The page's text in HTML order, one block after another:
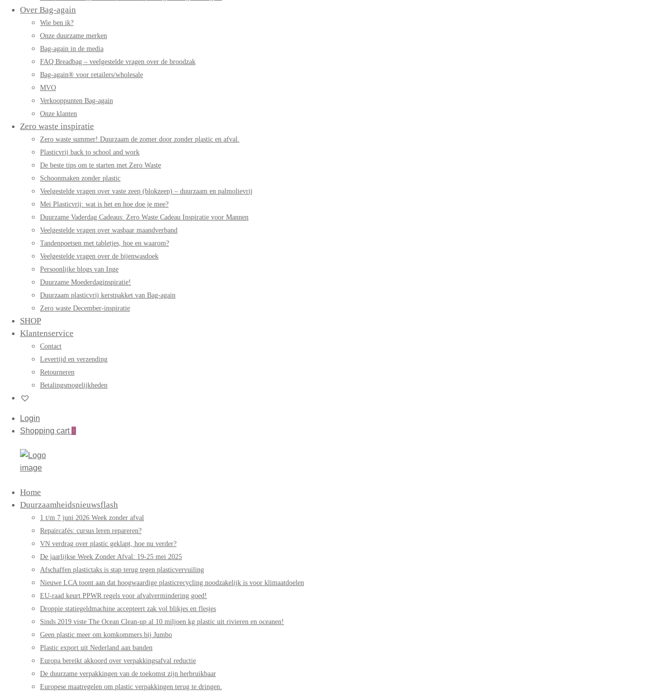
Over Bag-again
Wie ben ik?
Onze duurzame merken
Bag-again in de media
FAQ Breadbag – veelgestelde vragen over de broodzak
Bag-again® voor retailers/wholesale
MVO
Verkooppunten Bag-again
Onze klanten
Zero waste inspiratie
Zero waste summer! Duurzaam de zomer door zonder plastic en afval.
Plasticvrij back to school and work
De beste tips om te starten met Zero Waste
Schoonmaken zonder plastic
Veelgestelde vragen over vaste zeep (blokzeep) – duurzaam en palmolievrij
Mei Plasticvrij: wat is het en hoe doe je mee?
Duurzame Vaderdag Cadeaus: Zero Waste Cadeau Inspiratie voor Mannen
Veelgestelde vragen over wasbaar maandverband
Tandenpoetsen met tabletjes, hoe en waarom?
Veelgestelde vragen over de bijenwasdoek
Persoonlijke blogs van Inge
Duurzame Moederdaginspiratie!
Duurzaam plasticvrij kerstpakket van Bag-again
Zero waste December-inspiratie
SHOP
Klantenservice
Contact
Levertijd en verzending
Retourneren
Betalingsmogelijkheden
Login
Shopping cart 0
Home
Duurzaamheidsnieuwsflash
1 t/m 7 juni 2026 Week zonder afval
Repaircafés: cursus leren repareren?
VN verdrag over plastic geklapt, hoe nu verder?
De jaarlijkse Week Zonder Afval: 19-25 mei 2025
Afschaffen plastictaks is stap terug tegen plasticvervuiling
Nieuwe LCA toont aan dat hoogwaardige plasticrecycling noodzakelijk is voor klimaatdoelen
EU-raad keurt PPWR regels voor afvalvermindering goed!
Droppie statiegeldmachine accepteert zak vol blikjes en flesjes
Sinds 2019 viste The Ocean Clean-up al 10 miljoen kg plastic uit rivieren en oceanen!
Geen plastic meer om komkommers bij Jumbo
Plastic export uit Nederland aan banden
Europa bereikt akkoord over verpakkingsafval reductie
De duurzame verpakkingen van de toekomst zijn herbruikbaar
Europese maatregelen om plastic verpakkingen terug te dringen.